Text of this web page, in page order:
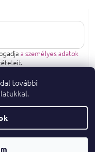
további
a személyes adatok
készítette
. Minden jog fenntartva.